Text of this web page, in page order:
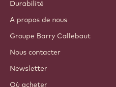
Durabilité
A propos de nous
Groupe Barry Callebaut
Nous contacter
Newsletter
Où acheter